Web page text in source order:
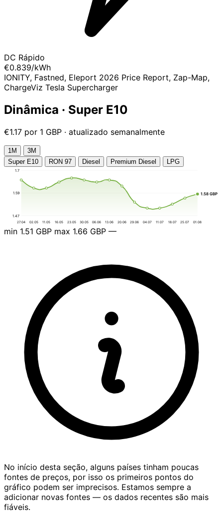
DC Rápido
€0.839/kWh
IONITY, Fastned, Eleport 2026 Price Report, Zap-Map,
ChargeViz Tesla Supercharger
Dinâmica · Super E10
€1.17 por 1 GBP · atualizado semanalmente
1М
3М
Super E10
RON 97 Diesel Premium Diesel LPG
1.47
1.59
1.7
27.04 02.05 11.05 16.05 23.05 30.05 06.06 13.06 20.06 29.06 04.07 11.07 18.07 25.07 01.08
1.58 GBP
min 1.51 GBP max 1.66 GBP —
No início desta seção, alguns países tinham poucas
fontes de preços, por isso os primeiros pontos do
gráfico podem ser imprecisos. Estamos sempre a
adicionar novas fontes — os dados recentes são mais
fiáveis.